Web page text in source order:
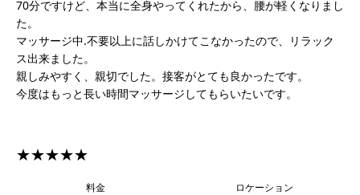
70分ですけど、本当に全身やってくれたから、腰が軽くなりまし
た。
マッサージ中.不要以上に話しかけてこなかったので、リラック
ス出来ました。
親しみやすく、親切でした。接客がとても良かったです。
今度はもっと長い時間マッサージしてもらいたいです。
★★★★★
料金 ロケーション